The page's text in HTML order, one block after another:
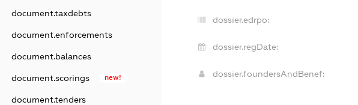
document.taxdebts
document.enforcements
document.balances
document.scorings new!
document.tenders
dossier.edrpo:
dossier.regDate:
dossier.foundersAndBenef: